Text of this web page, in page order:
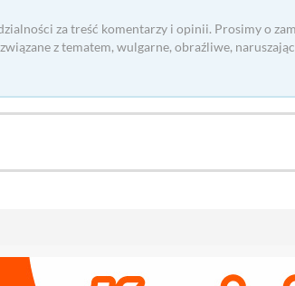
za treść komentarzy i opinii. Prosimy o
z tematem, wulgarne, obraźliwe,